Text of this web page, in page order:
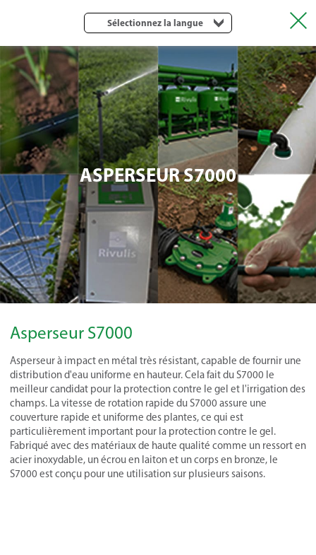
Sélectionnez la langue
ASPERSEUR S7000
Asperseur S7000
Asperseur à impact en métal très résistant, capable de fournir une
distribution d'eau uniforme en hauteur. Cela fait du S7000 le
meilleur candidat pour la protection contre le gel et l'irrigation des
champs. La vitesse de rotation rapide du S7000 assure une
couverture rapide et uniforme des plantes, ce qui est
particulièrement important pour la protection contre le gel.
Fabriqué avec des matériaux de haute qualité comme un ressort en
acier inoxydable, un écrou en laiton et un corps en bronze, le
S7000 est conçu pour une utilisation sur plusieurs saisons.